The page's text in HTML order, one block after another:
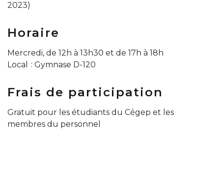
2023)
Horaire
Mercredi, de 12h à 13h30 et de 17h à 18h
Local : Gymnase D-120
Frais de participation
Gratuit pour les étudiants du Cégep et les
membres du personnel